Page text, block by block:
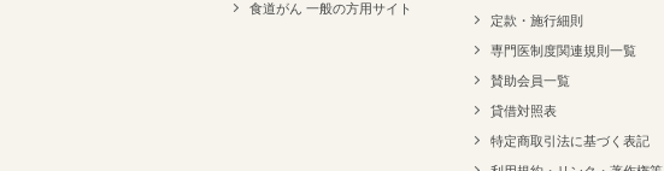
食道がん 一般の方用サイト
定款・施行細則
専門医制度関連規則一覧
賛助会員一覧
貸借対照表
特定商取引法に基づく表記